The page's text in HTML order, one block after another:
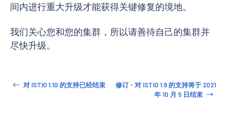
间内进行重大升级才能获得关键修复的境地。
我们关心您和您的集群，所以请善待自己的集群并
尽快升级。
对 ISTIO 1.10 的支持已经结束
修订 - 对 ISTIO 1.9 的支持将于 2021
年 10 月 5 日结束